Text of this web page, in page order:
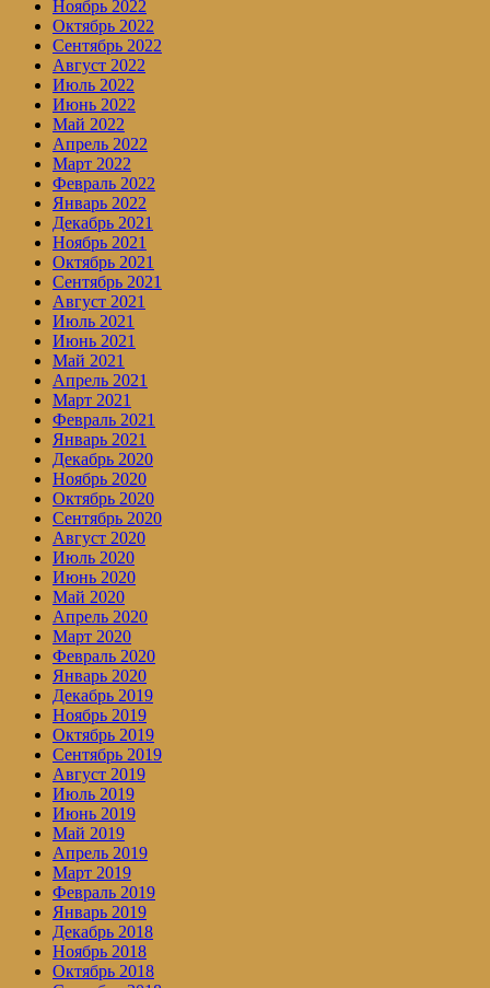
Ноябрь 2022
Октябрь 2022
Сентябрь 2022
Август 2022
Июль 2022
Июнь 2022
Май 2022
Апрель 2022
Март 2022
Февраль 2022
Январь 2022
Декабрь 2021
Ноябрь 2021
Октябрь 2021
Сентябрь 2021
Август 2021
Июль 2021
Июнь 2021
Май 2021
Апрель 2021
Март 2021
Февраль 2021
Январь 2021
Декабрь 2020
Ноябрь 2020
Октябрь 2020
Сентябрь 2020
Август 2020
Июль 2020
Июнь 2020
Май 2020
Апрель 2020
Март 2020
Февраль 2020
Январь 2020
Декабрь 2019
Ноябрь 2019
Октябрь 2019
Сентябрь 2019
Август 2019
Июль 2019
Июнь 2019
Май 2019
Апрель 2019
Март 2019
Февраль 2019
Январь 2019
Декабрь 2018
Ноябрь 2018
Октябрь 2018